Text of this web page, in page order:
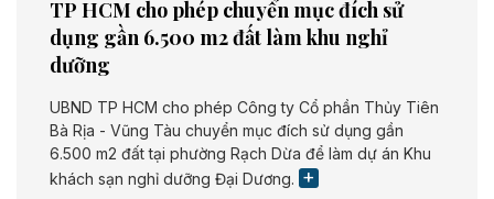
TP HCM cho phép chuyển mục đích sử
dụng gần 6.500 m2 đất làm khu nghỉ
dưỡng
UBND TP HCM cho phép Công ty Cổ phần Thủy Tiên
Bà Rịa - Vũng Tàu chuyển mục đích sử dụng gần
6.500 m2 đất tại phường Rạch Dừa để làm dự án Khu
khách sạn nghỉ dưỡng Đại Dương.